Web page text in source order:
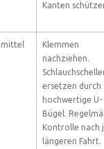
Kanten
mittel
Klemmen
nachziehen.
ersetzen durch
hochwertige U-
Bügel.
Kontrolle nach
längeren Fahrt.